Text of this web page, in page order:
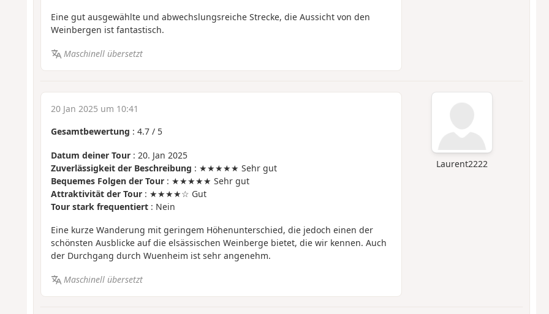
Eine gut ausgewählte und abwechslungsreiche Strecke, die Aussicht von den
Weinbergen ist fantastisch.
Maschinell übersetzt
Laurent2222
20 Jan 2025 um 10:41
Gesamtbewertung : 4.7/ 5
Datum deiner Tour: 20. Jan 2025
Zuverlässigkeit der Beschreibung : ★★★★★ Sehr gut
Bequemes Folgen der Tour: ★★★★★ Sehr gut
Attraktivität der Tour: ★★★★☆ Gut
Tour stark frequentiert: Nein
Eine kurze Wanderung mit geringem Höhenunterschied, die jedoch einen der
schönsten Ausblicke auf die elsässischen Weinberge bietet, die wir kennen. Auch
der Durchgang durch Wuenheim ist sehr angenehm.
Maschinell übersetzt